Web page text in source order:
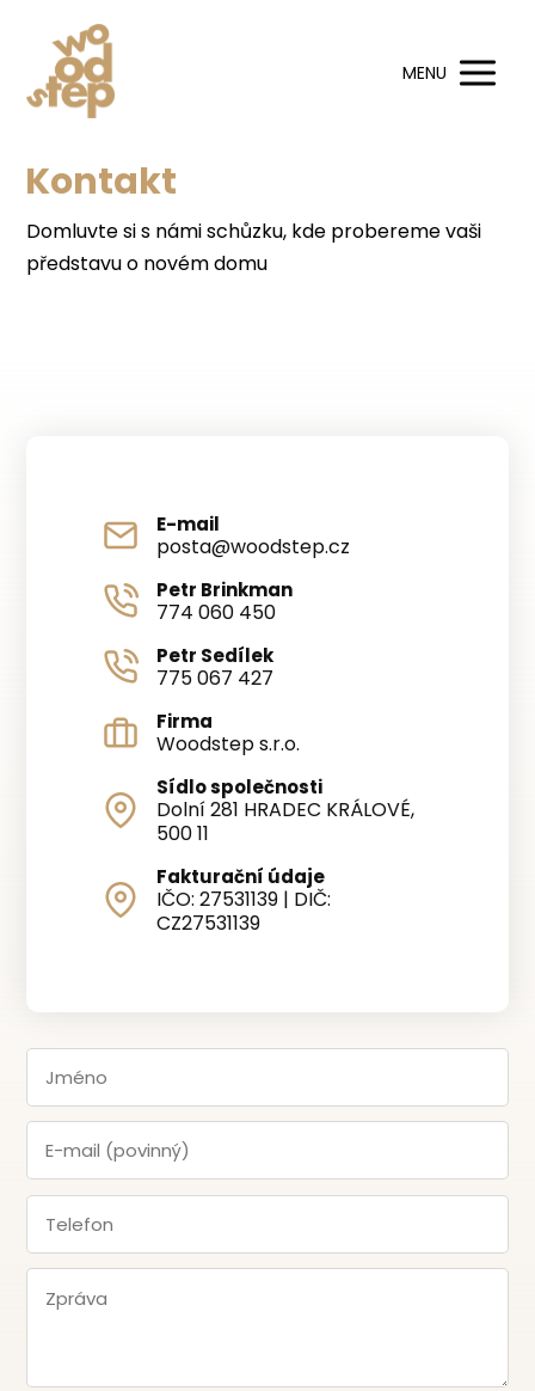
MENU
Kontakt
Domluvte si s námi schůzku, kde probereme vaši
představu o novém domu
E-mail
posta@woodstep.cz
Petr Brinkman
774 060 450
Petr Sedílek
775 067 427
Firma
Woodstep s.r.o.
Sídlo společnosti
Dolní 281 HRADEC KRÁLOVÉ,
500 11
Fakturační údaje
IČO: 27531139 | DIČ:
CZ27531139